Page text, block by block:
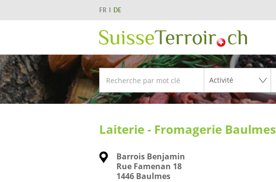
FR DE
Laiterie - Fromagerie Baulmes
Barrois Benjamin
Rue Famenan 18
1446 Baulmes